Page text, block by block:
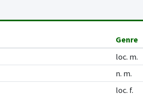
Genre
loc. m.
n. m.
loc. f.